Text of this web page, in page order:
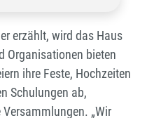
erzählt, wird das Haus
Organisationen bieten
ihre Feste, Hochzeiten
Schulungen ab,
„Wir